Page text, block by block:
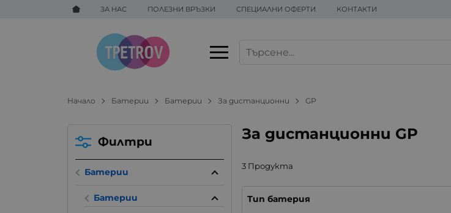
ЗА НАС ПОЛЕЗНИ ВРЪЗКИ СПЕЦИАЛНИ ОФЕРТИ КОНТАКТИ
Начало Батерии Батерии За дистанционни GP
За дистанционни GP
3 Продукта
Тип батерия
Филтри
Батерии
Батерии